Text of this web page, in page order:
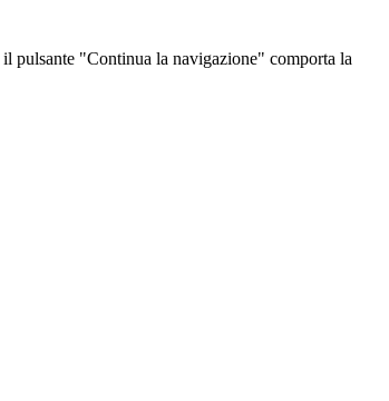
pulsante "Continua la navigazione" comporta la